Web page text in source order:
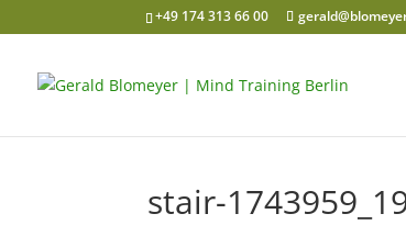
+49 174 313 66 00
stair-